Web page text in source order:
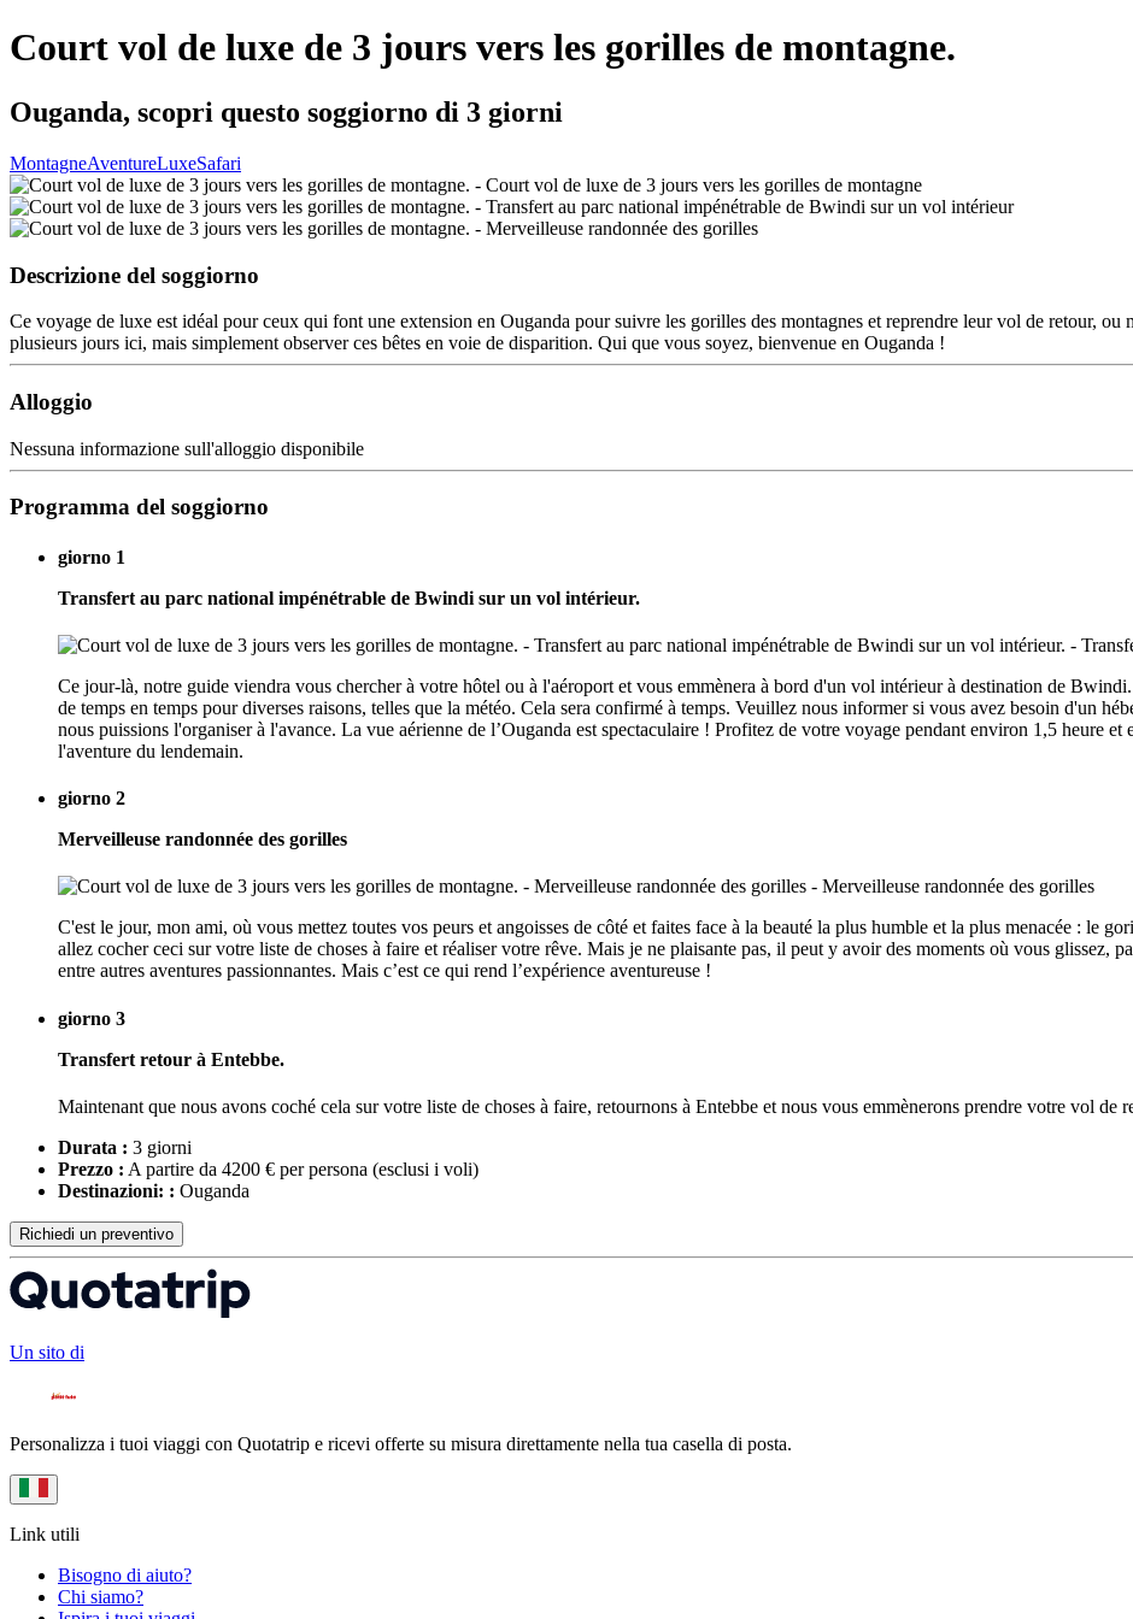
Court vol de luxe de 3 jours vers les gorilles de montagne.
Ouganda, scopri questo soggiorno di 3 giorni
MontagneAventureLuxeSafari
Descrizione del soggiorno
Ce voyage de luxe est idéal pour ceux qui font une extension en Ouganda pour suivre les gorilles des montagnes et reprendre leur vol de retour, ou
plusieurs jours ici, mais simplement observer ces bêtes en voie de disparition. Qui que vous soyez, bienvenue en Ouganda !
Alloggio
Nessuna informazione sull'alloggio disponibile
Programma del soggiorno
giorno 1
Transfert au parc national impénétrable de Bwindi sur un vol intérieur.
Ce jour-là, notre guide viendra vous chercher à votre hôtel ou à l'aéroport et vous emmènera à bord d'un vol intérieur à destination de
de temps en temps pour diverses raisons, telles que la météo. Cela sera confirmé à temps. Veuillez nous informer si vous avez besoin d'un
nous puissions l'organiser à l'avance. La vue aérienne de l’Ouganda est spectaculaire ! Profitez de votre voyage pendant environ 1,5 heure
l'aventure du lendemain.
giorno 2
Merveilleuse randonnée des gorilles
C'est le jour, mon ami, où vous mettez toutes vos peurs et angoisses de côté et faites face à la beauté la plus humble et la plus menacée : le
allez cocher ceci sur votre liste de choses à faire et réaliser votre rêve. Mais je ne plaisante pas, il peut y avoir des moments où vous glissez,
entre autres aventures passionnantes. Mais c’est ce qui rend l’expérience aventureuse !
giorno 3
Transfert retour à Entebbe.
Maintenant que nous avons coché cela sur votre liste de choses à faire, retournons à Entebbe et nous vous emmènerons prendre votre vol de
Durata : 3 giorni
Prezzo : A partire da 4200 € per persona (esclusi i voli)
Destinazioni: : Ouganda
Richiedi un preventivo
Un sito di
Personalizza i tuoi viaggi con Quotatrip e ricevi offerte su misura direttamente nella tua casella di posta.
Link utili
Bisogno di aiuto?
Chi siamo?